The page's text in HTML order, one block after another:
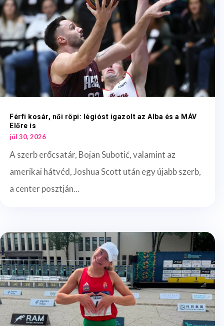
Férfi kosár, női röpi: légióst igazolt az Alba és a MÁV
Előre is
júl 30, 2026
A szerb erőcsatár, Bojan Subotić, valamint az
amerikai hátvéd, Joshua Scott után egy újabb szerb,
a center posztján...